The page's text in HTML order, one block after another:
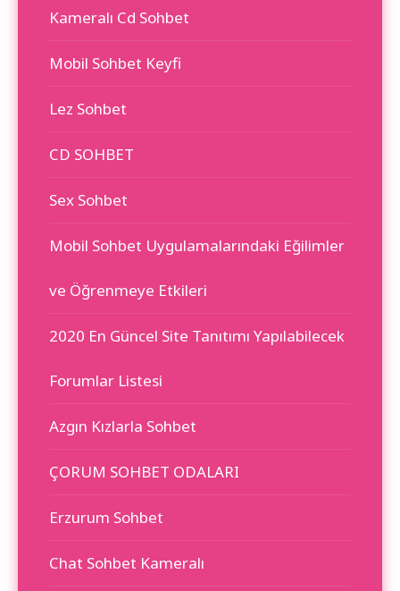
Kameralı Cd Sohbet
Mobil Sohbet Keyfi
Lez Sohbet
CD SOHBET
Sex Sohbet
Mobil Sohbet Uygulamalarındaki Eğilimler
ve Öğrenmeye Etkileri
2020 En Güncel Site Tanıtımı Yapılabilecek
Forumlar Listesi
Azgın Kızlarla Sohbet
ÇORUM SOHBET ODALARI
Erzurum Sohbet
Chat Sohbet Kameralı